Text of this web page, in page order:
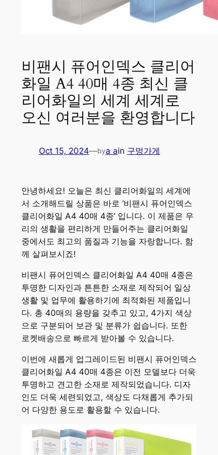
비팬시 퓨어인덱스 클리어
화일 A4 40매 4종 최신 클
리어화일의 세계 세계로
오신 여러분을 환영합니다
Oct 15, 2024—bya ain 구멍가게
안녕하세요! 오늘은 최신 클리어화일의 세계에
서 소개해드릴 상품은 바로 ‘비팬시 퓨어인덱스
클리어화일 A4 40매 4종’ 입니다. 이 제품은 우
리의 생활을 편리하게 만들어주는 클리어화일
중에서도 최고의 품질과 기능을 자랑합니다. 함
께 살펴보시죠!
비팬시 퓨어인덱스 클리어화일 A4 40매 4종은
투명한 디자인과 튼튼한 소재로 제작되어 일상
생활 및 업무에 활용하기에 최적화된 제품입니
다. 총 40매의 용량을 갖추고 있고, 4가지 색상
으로 구분되어 보관 및 분류가 쉽습니다. 또한
로켓배송으로 빠르게 받아볼 수 있습니다.
이번에 새롭게 업그레이드된 비팬시 퓨어인덱스
클리어화일 A4 40매 4종은 이전 모델보다 더욱
투명하고 견고한 소재로 제작되었습니다. 디자
인도 더욱 세련되었고, 색상도 다채롭게 추가되
어 다양한 용도로 활용할 수 있습니다.